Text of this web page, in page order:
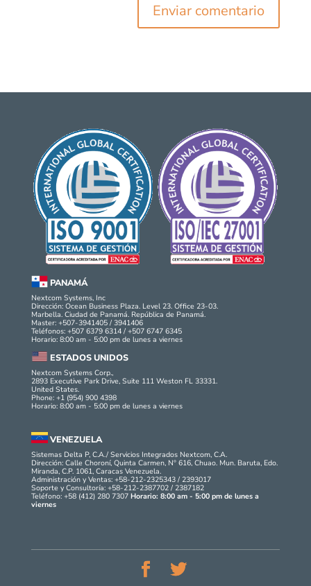
PANAMÁ
Nextcom Systems, Inc
Dirección: Ocean Business Plaza. Level 23. Office 23-03.
Marbella. Ciudad de Panamá. República de Panamá.
Master: +507-3941405 / 3941406
Teléfonos: +507 6379 6314 / +507 6747 6345
Horario: 8:00 am - 5:00 pm de lunes a viernes
ESTADOS UNIDOS
Nextcom Systems Corp.,
2893 Executive Park Drive, Suite 111 Weston FL 33331.
United States.
Phone: +1 (954) 900 4398
Horario: 8:00 am - 5:00 pm de lunes a viernes
VENEZUELA
Sistemas Delta P, C.A./ Servicios Integrados Nextcom, C.A.
Dirección: Calle Choroní, Quinta Carmen, N° 616, Chuao. Mun. Baruta, Edo.
Miranda, C.P. 1061, Caracas Venezuela.
Administración y Ventas: +58-212-2325343 / 2393017
Soporte y Consultoría: +58-212-2387702 / 2387182
Teléfono: +58 (412) 280 7307 Horario: 8:00 am - 5:00 pm de lunes a
viernes